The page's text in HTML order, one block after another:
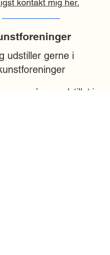
kontakt mig her.
udstiller gerne i
årene udstillet i